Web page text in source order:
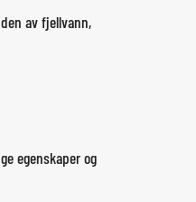
av fjellvann,
egenskaper og